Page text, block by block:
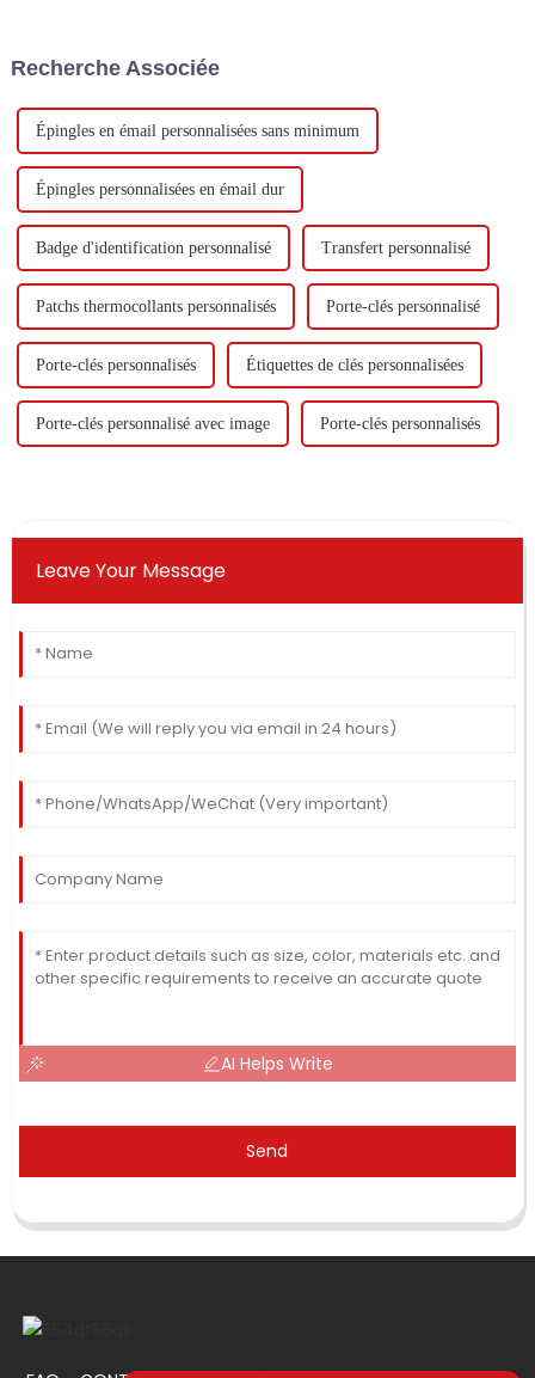
Recherche Associée
Épingles en émail personnalisées sans minimum
Épingles personnalisées en émail dur
Badge d'identification personnalisé Transfert personnalisé
Patchs thermocollants personnalisés Porte-clés personnalisé
Porte-clés personnalisés Étiquettes de clés personnalisées
Porte-clés personnalisé avec image Porte-clés personnalisés
Leave Your Message
AI Helps Write
Send